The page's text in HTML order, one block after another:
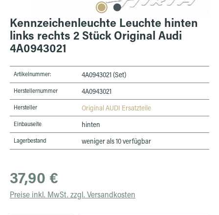
Kennzeichenleuchte Leuchte hinten
links rechts 2 Stück Original Audi
4A0943021
Artikelnummer: 4A0943021 (Set)
Herstellernummer 4A0943021
Hersteller Original AUDI Ersatzteile
Einbauseite hinten
Lagerbestand weniger als 10 verfügbar
Regulärer Preis:
37,90 €
Preise inkl. MwSt. zzgl. Versandkosten